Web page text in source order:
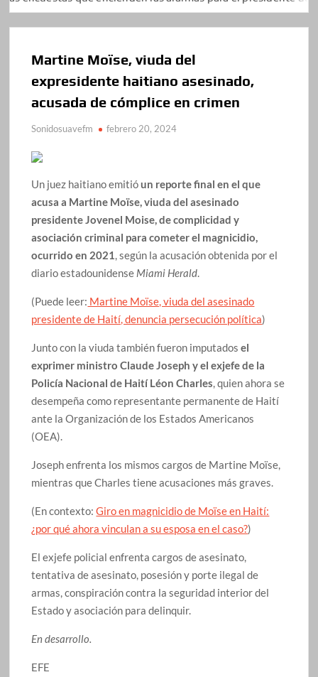
Martine Moïse, viuda del
expresidente haitiano asesinado,
acusada de cómplice en crimen
Sonidosuavefm febrero 20, 2024
Un juez haitiano emitióun reporte final en el que
acusa a Martine Moïse, viuda del asesinado
presidente Jovenel Moise, de complicidad y
asociación criminal para cometer el magnicidio,
ocurrido en 2021, según la acusación obtenida por el
diario estadounidense Miami Herald.
(Puede leer: Martine Moïse, viuda del asesinado
presidente de Haití, denuncia persecución política)
Junto con la viuda también fueron imputadosel
exprimer ministro Claude Joseph y el exjefe de la
Policía Nacional de Haití Léon Charles, quien ahora se
desempeña como representante permanente de Haití
ante la Organización de los Estados Americanos
(OEA).
Joseph enfrenta los mismos cargos de Martine Moïse,
mientras que Charles tiene acusaciones más graves.
(En contexto:Giro en magnicidio de Moïse en Haití:
¿por qué ahora vinculan a su esposa en el caso?)
El exjefe policial enfrenta cargos de asesinato,
tentativa de asesinato, posesión y porte ilegal de
armas, conspiración contra la seguridad interior del
Estado y asociación para delinquir.
En desarrollo.
EFE